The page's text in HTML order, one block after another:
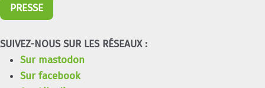
PRESSE
SUIVEZ-NOUS SUR LES RÉSEAUX :
Sur mastodon
Sur facebook